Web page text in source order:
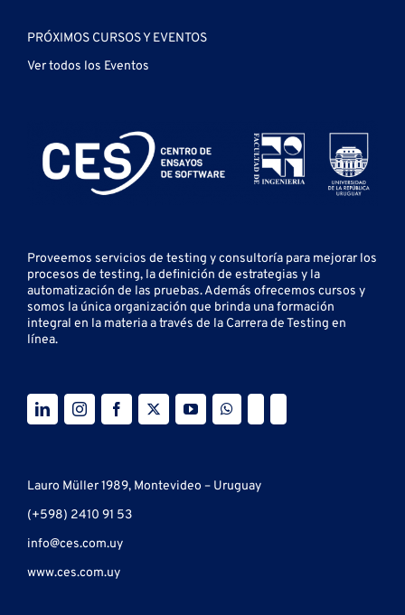
PRÓXIMOS CURSOS Y EVENTOS
Ver todos los Eventos
Proveemos servicios de testing yconsultoría para mejorar los
procesos de testing, la definición de estrategias y la
automatización de las pruebas.Además ofrecemos cursos y
somos la única organización que brinda una formación
integral en la materia a través de la Carrera de Testing en
línea.
Lauro Müller 1989, Montevideo – Uruguay
(+598) 2410 91 53
info@ces.com.uy
www.ces.com.uy